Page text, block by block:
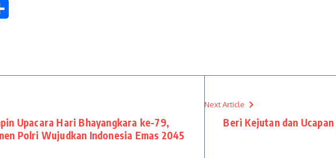
Upacara Hari Bhayangkara ke-79,
Polri Wujudkan Indonesia Emas 2045
Next Article
Beri Kejutan dan